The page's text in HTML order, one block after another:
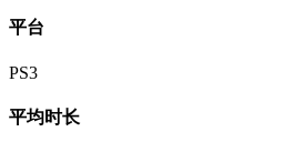
平台
PS3
平均时长